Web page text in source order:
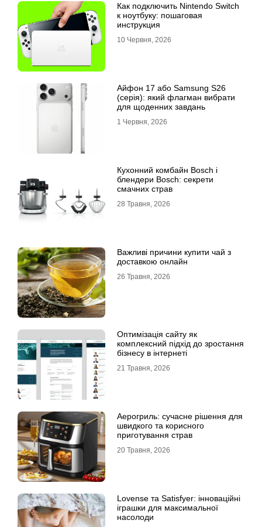
Как подключить Nintendo Switch
к ноутбуку: пошаговая
инструкция
10 Червня, 2026
Айфон 17 або Samsung S26
(серія): який флагман вибрати
для щоденних завдань
1 Червня, 2026
Кухонний комбайн Bosch і
блендери Bosch: секрети
смачних страв
28 Травня, 2026
Важливі причини купити чай з
доставкою онлайн
26 Травня, 2026
Оптимізація сайту як
комплексний підхід до зростання
бізнесу в інтернеті
21 Травня, 2026
Аерогриль: сучасне рішення для
швидкого та корисного
приготування страв
20 Травня, 2026
Lovense та Satisfyer: інноваційні
іграшки для максимальної
насолоди